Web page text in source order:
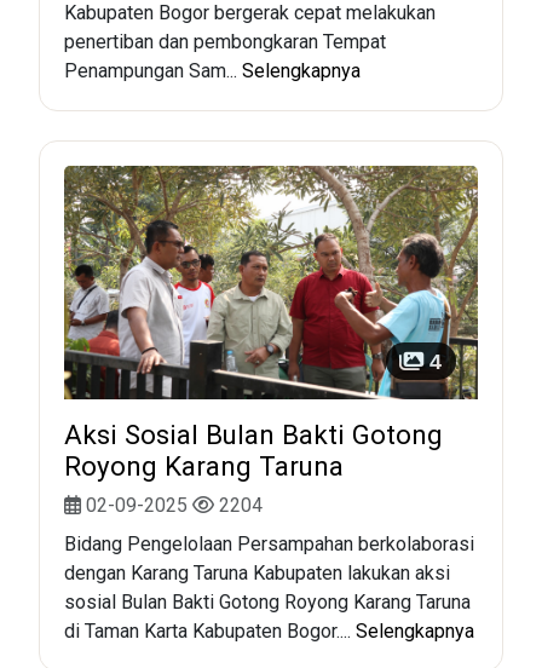
Kabupaten Bogor bergerak cepat melakukan
penertiban dan pembongkaran Tempat
Penampungan Sam... Selengkapnya
4
Aksi Sosial Bulan Bakti Gotong
Royong Karang Taruna
02-09-2025
2204
Bidang Pengelolaan Persampahan berkolaborasi
dengan Karang Taruna Kabupaten lakukan aksi
sosial Bulan Bakti Gotong Royong Karang Taruna
di Taman Karta Kabupaten Bogor.... Selengkapnya